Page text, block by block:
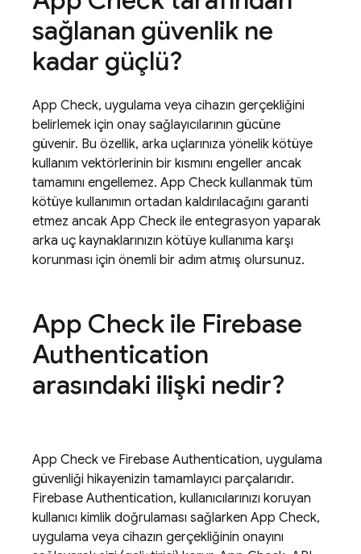
sağlanan güvenlik ne
kadar güçlü?
App Check, uygulama veya cihazın gerçekliğini
belirlemek için onay sağlayıcılarının gücüne
güvenir. Bu özellik, arka uçlarınıza yönelik kötüye
kullanım vektörlerinin bir kısmını engeller ancak
tamamını engellemez. App Check kullanmak tüm
kötüye kullanımın ortadan kaldırılacağını garanti
etmez ancak App Check ile entegrasyon yaparak
arka uç kaynaklarınızın kötüye kullanıma karşı
korunması için önemli bir adım atmış olursunuz.
App Check ile Firebase
Authentication
arasındaki ilişki nedir?
App Check ve Firebase Authentication, uygulama
güvenliği hikayenizin tamamlayıcı parçalarıdır.
Firebase Authentication, kullanıcılarınızı koruyan
kullanıcı kimlik doğrulaması sağlarken App Check,
uygulama veya cihazın gerçekliğinin onayını